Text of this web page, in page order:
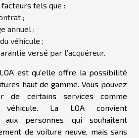
tels que :
;
annuel ;
véhicule ;
versé par l’acquéreur.
LOA est qu'elle offre la possibilité
haut de gamme. Vous pouvez
de certains services comme
véhicule. La LOA convient
aux personnes qui souhaitent
de voiture neuve, mais sans